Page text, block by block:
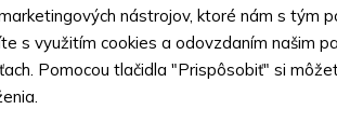
nástrojov, ktoré nám s tým
s využitím cookies a odovzdaním našim
Pomocou tlačidla "Prispôsobiť" si